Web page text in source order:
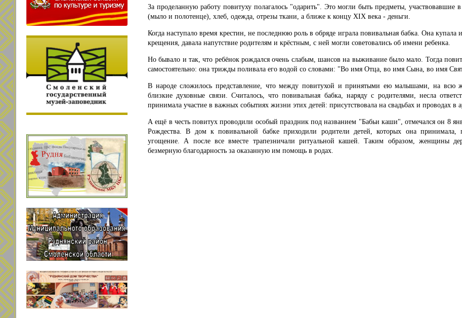
За проделанную работу повитуху полагалось "одарить". Это могли быть предметы, участвовавшие
(мыло и полотенце), хлеб, одежда, отрезы ткани, а ближе к концу XIX века - деньги.
Когда наступало время крестин, не последнюю роль в обряде играла повивальная бабка. Она купала
крещения, давала напутствие родителям и крёстным, с ней могли советовались об имени ребенка.
Но бывало и так, что ребёнок рождался очень слабым, шансов на выживание было мало. Тогда
самостоятельно: она трижды поливала его водой со словами: "Во имя Отца, во имя Сына, во имя
В народе сложилось представление, что между повитухой и принятыми ею малышами, на всю
близкие духовные связи. Считалось, что повивальная бабка, наряду с родителями, несла
принимала участие в важных событиях жизни этих детей: присутствовала на свадьбах и проводах в
А ещё в честь повитух проводили особый праздник под названием "Бабьи каши", отмечался он 8
Рождества. В дом к повивальной бабке приходили родители детей, которых она принимала,
угощение. А после все вместе трапезничали ритуальной кашей. Таким образом, женщины
безмерную благодарность за оказанную им помощь в родах.